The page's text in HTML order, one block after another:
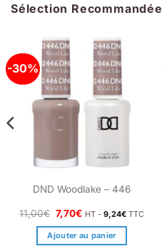
Sélection Recommandée
-30%
DND Woodlake – 446
11,00€ Le
prix
initial
était :
7,70€Le
actuel
est :
HT -9,24€ TTC
Ajouter au panier